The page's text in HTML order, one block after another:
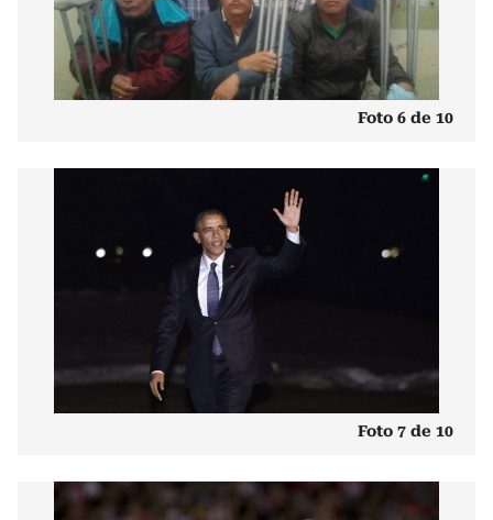
Foto 6 de 10
Foto 7 de 10